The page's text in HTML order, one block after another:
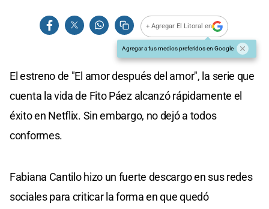
+ Agregar El Litoral en
Agregar a tus medios preferidos en Google
El estreno de "El amor después del amor", la serie que
cuenta la vida de Fito Páez alcanzó rápidamente el
éxito en Netflix. Sin embargo, no dejó a todos
conformes.
Fabiana Cantilo hizo un fuerte descargo en sus redes
sociales para criticar la forma en que quedó